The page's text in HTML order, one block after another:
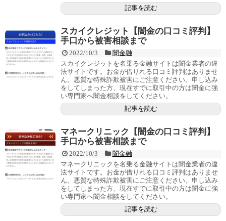
記事を読む
スカイクレジット【闇金の口コミ評判】
手口から被害相談まで
2022/10/3
闇金融
スカイクレジットを名乗る金融サイトは闇金業者の違
法サイトです。お金が借りれる口コミ評判はありませ
ん。悪質な特殊詐欺被害にご注意ください。申し込み
をしてしまった方、現在すでに取引中の方は闇金に強
い専門家へ闇金相談をしてください。
記事を読む
マネークリニック【闇金の口コミ評判】
手口から被害相談まで
2022/10/3
闇金融
マネークリニックを名乗る金融サイトは闇金業者の違
法サイトです。お金が借りれる口コミ評判はありませ
ん。悪質な特殊詐欺被害にご注意ください。申し込み
をしてしまった方、現在すでに取引中の方は闇金に強
い専門家へ闇金相談をしてください。
記事を読む